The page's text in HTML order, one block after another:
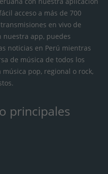
acceso a más de 700
en vivo de
nuestra app, puedes
noticias en Perú mientras
de música de todos los
pop, regional o rock,
principales